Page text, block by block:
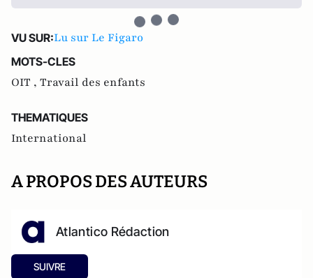
VU SUR:Lu sur Le Figaro
MOTS-CLES
OIT , Travail des enfants
THEMATIQUES
International
A PROPOS DES AUTEURS
Atlantico Rédaction
SUIVRE